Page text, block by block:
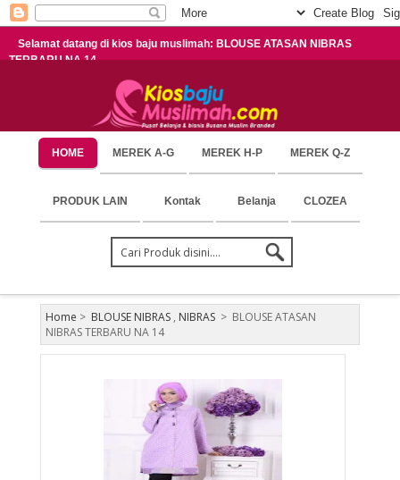
Selamat datang di kios baju muslimah: BLOUSE ATASAN NIBRAS
TERBARU NA 14
HOME MEREK A-G MEREK H-P MEREK Q-Z
PRODUK LAIN Kontak Belanja CLOZEA
Home > BLOUSE NIBRAS, NIBRAS > BLOUSE ATASAN
NIBRAS TERBARU NA 14